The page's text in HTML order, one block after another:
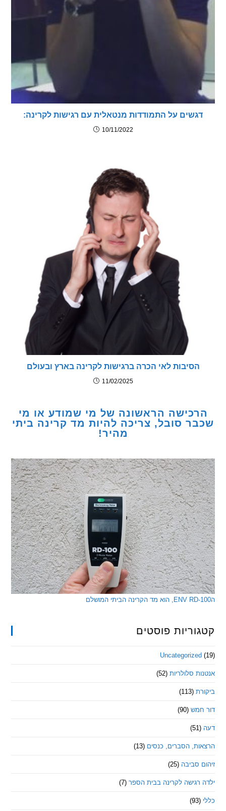
על התמודדות מנטאלית עם רגישות לקרינה:
10/11/2022
לאי הכרה ברגישות לקרינה בארץ ובעולם
11/02/2025
הראשונה של מי שמודע או מי
סובל, צריכה להיות מד קרינה ביתי
מהיר!
פוסטים
סלולריות (52)
(90)
הסברים, כנסים (13)
סביבה (25)
לקרינה בבית הספר (7)